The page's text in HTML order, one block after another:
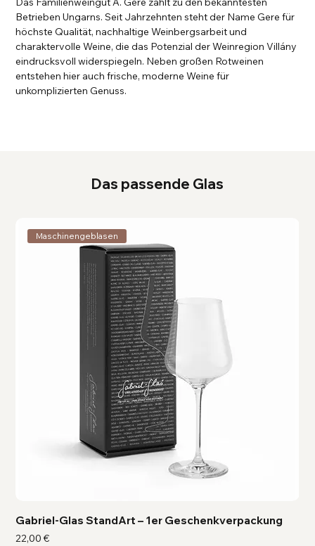
Das passende Glas
Maschinengeblasen
Gabriel-Glas StandArt – 1er Geschenkverpackung
Preis
22,00 €
Betrieben Ungarns. Seit Jahrzehnten steht der Name Gere für
höchste Qualität, nachhaltige Weinbergsarbeit und
charaktervolle Weine, die das Potenzial der Weinregion Villány
eindrucksvoll widerspiegeln. Neben großen Rotweinen
entstehen hier auch frische, moderne Weine für
unkomplizierten Genuss.